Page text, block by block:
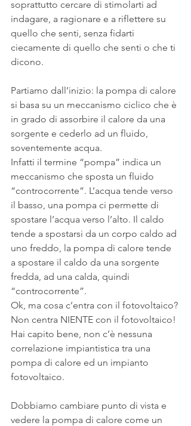
soprattutto cercare di stimolarti ad
indagare, a ragionare e a riflettere su
quello che senti, senza fidarti
ciecamente di quello che senti o che ti
dicono.
Partiamo dall’inizio: la pompa di calore
si basa su un meccanismo ciclico che è
in grado di assorbire il calore da una
sorgente e cederlo ad un fluido,
soventemente acqua.
Infatti il termine “pompa” indica un
meccanismo che sposta un fluido
“controcorrente”. L’acqua tende verso
il basso, una pompa ci permette di
spostare l’acqua verso l’alto. Il caldo
tende a spostarsi da un corpo caldo ad
uno freddo, la pompa di calore tende
a spostare il caldo da una sorgente
fredda, ad una calda, quindi
“controcorrente”.
Ok, ma cosa c’entra con il fotovoltaico?
Non centra NIENTE con il fotovoltaico!
Hai capito bene, non c’è nessuna
correlazione impiantistica tra una
pompa di calore ed un impianto
fotovoltaico.
Dobbiamo cambiare punto di vista e
vedere la pompa di calore come un